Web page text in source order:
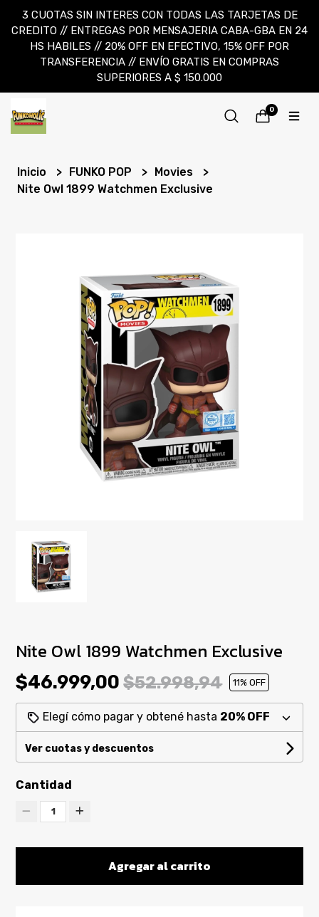
3 CUOTAS SIN INTERES CON TODAS LAS TARJETAS DE
CREDITO // ENTREGAS POR MENSAJERIA CABA-GBA EN 24
HS HABILES // 20% OFF EN EFECTIVO, 15% OFF POR
TRANSFERENCIA // ENVÍO GRATIS EN COMPRAS
SUPERIORES A $ 150.000
0
Inicio FUNKO POP
Movies
Nite Owl 1899 Watchmen Exclusive
Nite Owl 1899 Watchmen Exclusive
$46.999,00$52.998,94 11% OFF
Elegí cómo pagar y obtené hasta 20% OFF
Ver cuotas y descuentos
Cantidad
1
Agregar al carrito